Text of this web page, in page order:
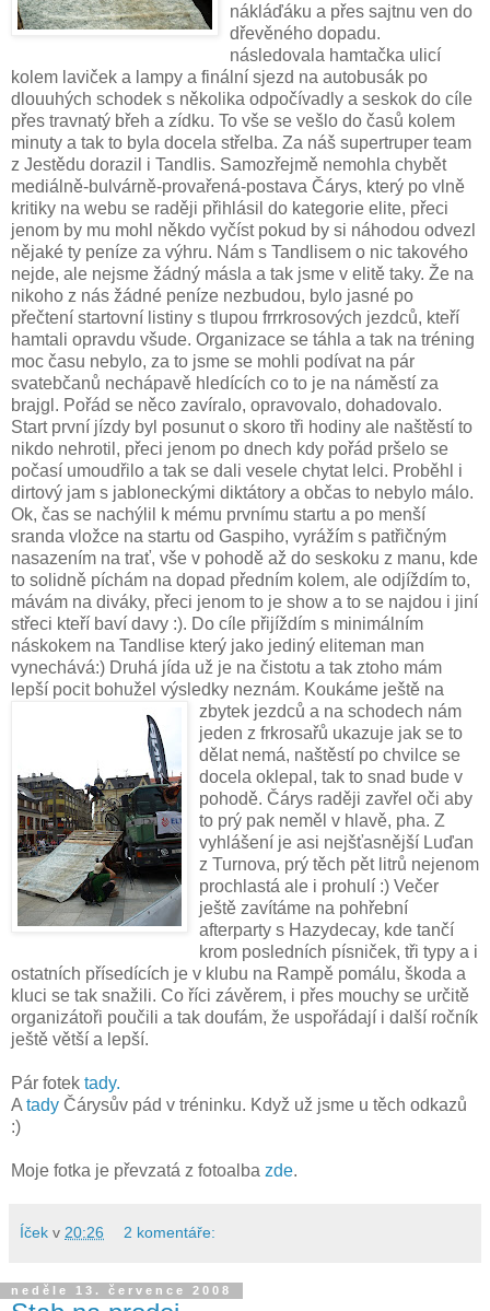
nákláďáku a přes sajtnu ven do
dřevěného dopadu.
následovala hamtačka ulicí
kolem laviček a lampy a finální sjezd na autobusák po
dlouuhých schodek s několika odpočívadly a seskok do cíle
přes travnatý břeh a zídku. To vše se vešlo do časů kolem
minuty a tak to byla docela střelba. Za náš supertruper team
z Jestědu dorazil i Tandlis. Samozřejmě nemohla chybět
mediálně-bulvárně-provařená-postava Čárys, který po vlně
kritiky na webu se raději přihlásil do kategorie elite, přeci
jenom by mu mohl někdo vyčíst pokud by si náhodou odvezl
nějaké ty peníze za výhru. Nám s Tandlisem o nic takového
nejde, ale nejsme žádný másla a tak jsme v elitě taky. Že na
nikoho z nás žádné peníze nezbudou, bylo jasné po
přečtení startovní listiny s tlupou frrrkrosových jezdců, kteří
hamtali opravdu všude. Organizace se táhla a tak na tréning
moc času nebylo, za to jsme se mohli podívat na pár
svatebčanů nechápavě hledících co to je na náměstí za
brajgl. Pořád se něco zavíralo, opravovalo, dohadovalo.
Start první jízdy byl posunut o skoro tři hodiny ale naštěstí to
nikdo nehrotil, přeci jenom po dnech kdy pořád pršelo se
počasí umoudřilo a tak se dali vesele chytat lelci. Proběhl i
dirtový jam s jabloneckými diktátory a občas to nebylo málo.
Ok, čas se nachýlil k mému prvnímu startu a po menší
sranda vložce na startu od Gaspiho, vyrážím s patřičným
nasazením na trať, vše v pohodě až do seskoku z manu, kde
to solidně píchám na dopad předním kolem, ale odjíždím to,
mávám na diváky, přeci jenom to je show a to se najdou i jiní
střeci kteří baví davy :). Do cíle přijíždím s minimálním
náskokem na Tandlise který jako jediný eliteman man
vynechává:) Druhá jída už je na čistotu a tak ztoho mám
lepší pocit bohužel výsledky neznám. Koukáme ještě na
zbytek jezdců a na schodech nám
jeden z frkrosařů ukazuje jak se to
dělat nemá, naštěstí po chvilce se
docela oklepal, tak to snad bude v
pohodě. Čárys raději zavřel oči aby
to prý pak neměl v hlavě, pha. Z
vyhlášení je asi nejšťasnější Luďan
z Turnova, prý těch pět litrů nejenom
prochlastá ale i prohulí :) Večer
ještě zavítáme na pohřební
afterparty s Hazydecay, kde tančí
krom posledních písniček, tři typy a i
ostatních přísedících je v klubu na Rampě pomálu, škoda a
kluci se tak snažili. Co říci závěrem, i přes mouchy se určitě
organizátoři poučili a tak doufám, že uspořádají i další ročník
ještě větší a lepší.
Pár fotek tady.
A tady Čárysův pád v tréninku. Když už jsme u těch odkazů
:)
Moje fotka je převzatá z fotoalba zde.
Íček v 20:26 2 komentáře:
neděle 13. července 2008